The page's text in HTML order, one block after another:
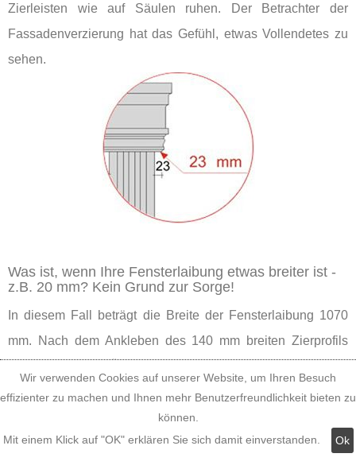
Zierleisten wie auf Säulen ruhen. Der Betrachter der
Fassadenverzierung hat das Gefühl, etwas Vollendetes zu
sehen.
Was ist, wenn Ihre Fensterlaibung etwas breiter ist -
z.B. 20 mm? Kein Grund zur Sorge!
In diesem Fall beträgt die Breite der Fensterlaibung 1070
mm. Nach dem Ankleben des 140 mm breiten Zierprofils
Überstand ist nur ein wenig kleiner, und es gibt kaum einen
Betrachter, dem das an der Fensterverzierung auffällt,
solange er nicht mit der Nase daraufgestoßen wird. Also
Wir verwenden Cookies auf unserer Website, um Ihren Besuch
effizienter zu machen und Ihnen mehr Benutzerfreundlichkeit bieten zu
können.
Mit einem Klick auf "OK" erklären Sie sich damit einverstanden.
Ok